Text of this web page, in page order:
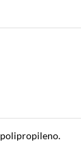
polipropileno.